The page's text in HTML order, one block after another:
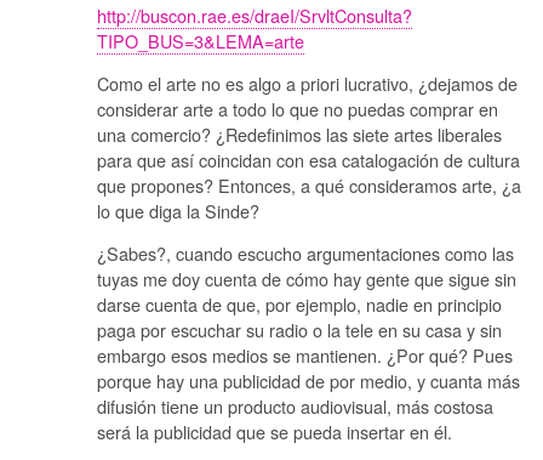
http://buscon.rae.es/draeI/SrvltConsulta?
TIPO_BUS=3&LEMA=arte
Como el arte no es algo a priori lucrativo, ¿dejamos de
considerar arte a todo lo que no puedas comprar en
una comercio? ¿Redefinimos las siete artes liberales
para que así coincidan con esa catalogación de cultura
que propones? Entonces, a qué consideramos arte, ¿a
lo que diga la Sinde?
¿Sabes?, cuando escucho argumentaciones como las
tuyas me doy cuenta de cómo hay gente que sigue sin
darse cuenta de que, por ejemplo, nadie en principio
paga por escuchar su radio o la tele en su casa y sin
embargo esos medios se mantienen. ¿Por qué? Pues
porque hay una publicidad de por medio, y cuanta más
difusión tiene un producto audiovisual, más costosa
será la publicidad que se pueda insertar en él.